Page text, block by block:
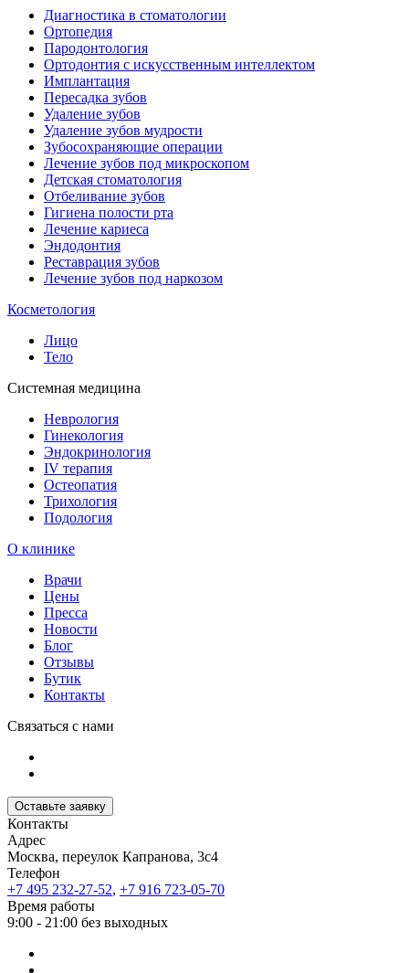
Диагностика в стоматологии
Ортопедия
Пародонтология
Ортодонтия с искусственным интеллектом
Имплантация
Пересадка зубов
Удаление зубов
Удаление зубов мудрости
Зубосохраняющие операции
Лечение зубов под микроскопом
Детская стоматология
Отбеливание зубов
Гигиена полости рта
Лечение кариеса
Эндодонтия
Реставрация зубов
Лечение зубов под наркозом
Косметология
Лицо
Тело
Системная медицина
Неврология
Гинекология
Эндокринология
IV терапия
Остеопатия
Трихология
Подология
О клинике
Врачи
Цены
Пресса
Новости
Блог
Отзывы
Бутик
Контакты
Связаться с нами
Оставьте заявку
Контакты
Адрес
Москва, переулок Капранова, 3с4
Телефон
+7 495 232-27-52, +7 916 723-05-70
Время работы
9:00 - 21:00 без выходных